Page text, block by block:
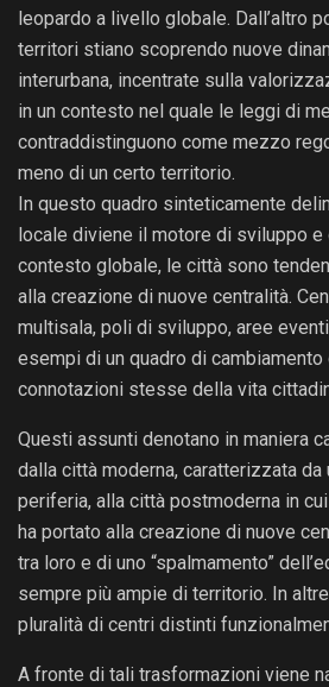
leopardo a livello globale. Dall’altro
territori stiano scoprendo nuove
interurbana, incentrate sulla
in un contesto nel quale le leggi di
contraddistinguono come mezzo
meno di un certo territorio.
In questo quadro sinteticamente
locale diviene il motore di sviluppo
contesto globale, le città sono
alla creazione di nuove centralità.
multisala, poli di sviluppo, aree
esempi di un quadro di
connotazioni stesse della vita
Questi assunti denotano in maniera
dalla città moderna, caratterizzata da
periferia, alla città postmoderna in
ha portato alla creazione di nuove
tra loro e di uno “spalmamento”
sempre più ampie di territorio. In
pluralità di centri distinti
A fronte di tali trasformazioni viene